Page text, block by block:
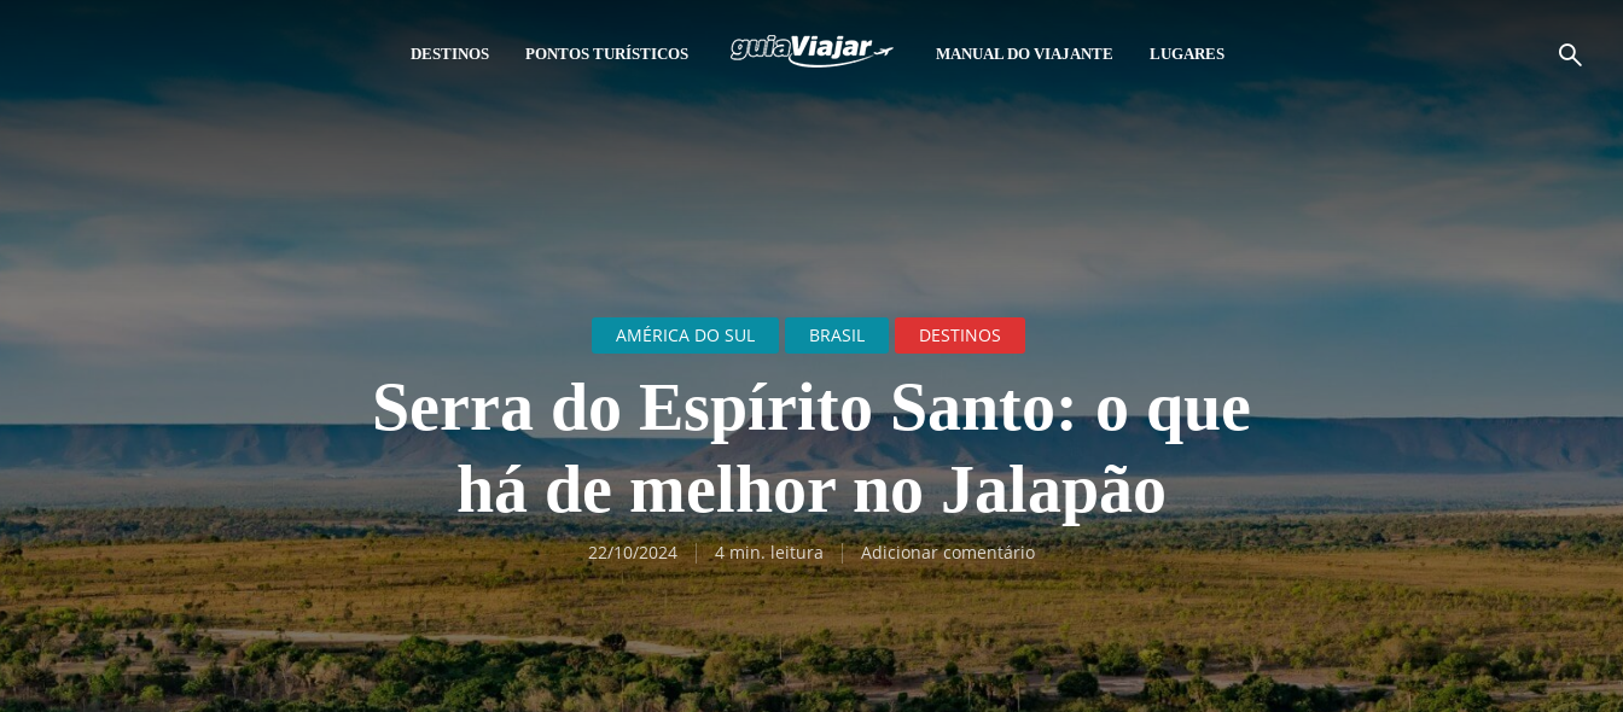
DESTINOS PONTOS TURÍSTICOS MANUAL DO VIAJANTE LUGARES
AMÉRICA DO SUL BRASIL DESTINOS
Serra do Espírito Santo: o que
há de melhor no Jalapão
22/10/2024 4 min. leitura Adicionar comentário